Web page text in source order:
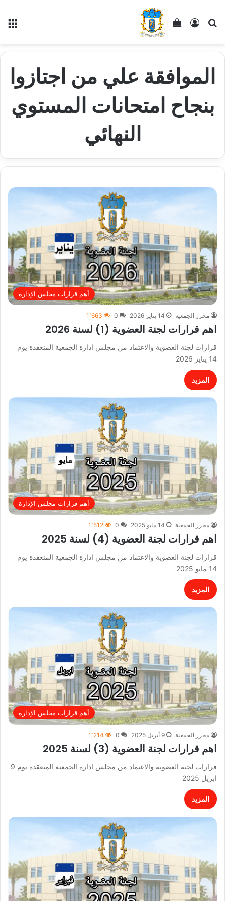
بحث عنتسجيل الدخول
إستعراض سلة التسوق
الموافقة علي من اجتازوا
بنجاح امتحانات المستوي
النهائي
أهم قرارات مجلس الإدارة
محرر الجمعية 14 يناير 2026 0 1٬663
اهم قرارات لجنة العضوية (1) لسنة 2026
قرارات لجنة العضوية والاعتماد من مجلس ادارة الجمعية المنعقدة يوم
14 يناير 2026
المزيد
أهم قرارات مجلس الإدارة
محرر الجمعية 14 مايو 2025 0 1٬512
اهم قرارات لجنة العضوية (4) لسنة 2025
قرارات لجنة العضوية والاعتماد من مجلس ادارة الجمعية المنعقدة يوم
14 مايو 2025
المزيد
أهم قرارات مجلس الإدارة
محرر الجمعية 9 أبريل 2025 0 1٬214
اهم قرارات لجنة العضوية (3) لسنة 2025
قرارات لجنة العضوية والاعتماد من مجلس ادارة الجمعية المنعقدة يوم 9
ابريل 2025
المزيد